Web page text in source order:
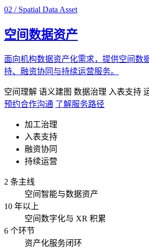
02 / Spatial Data Asset
空间数据资产
面向机构数据资产化需求，提供空间数
持、融资协同与持续运营服务。
空间理解 语义建图 数据治理 入表支持
预约合作沟通 了解服务路径
加工治理
入表支持
融资协同
持续运营
2 条主线
空间智能与数据资产
10 年以上
空间数字化与 XR 积累
6 个环节
资产化服务闭环